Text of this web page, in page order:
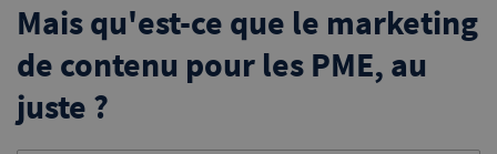
Mais qu'est-ce que le marketing
de contenu pour les PME, au
juste ?